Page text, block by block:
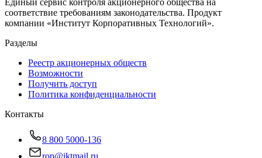
соответствие требованиям законодательства. Продукт
компании «Институт Корпоративных Технологий».
Разделы
Реестр акционерных обществ
Возможности
Получить доступ
Политика конфиденциальности
Контакты
8 800 5000-136
rop@iktmail.ru